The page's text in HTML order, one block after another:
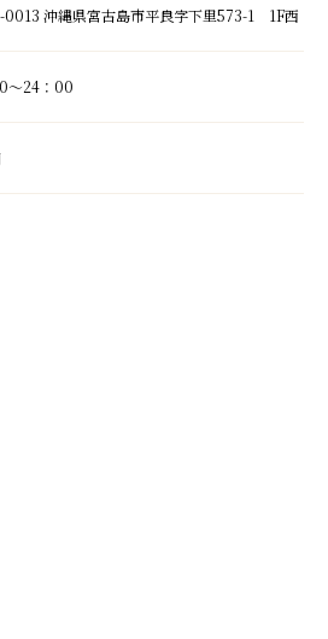
0013 沖縄県宮古島市平良字下里573-1 1F西
～24：00